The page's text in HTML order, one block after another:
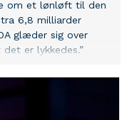
om et lønløft til den
6,8 milliarder
glæder sig over
er lykkedes.”